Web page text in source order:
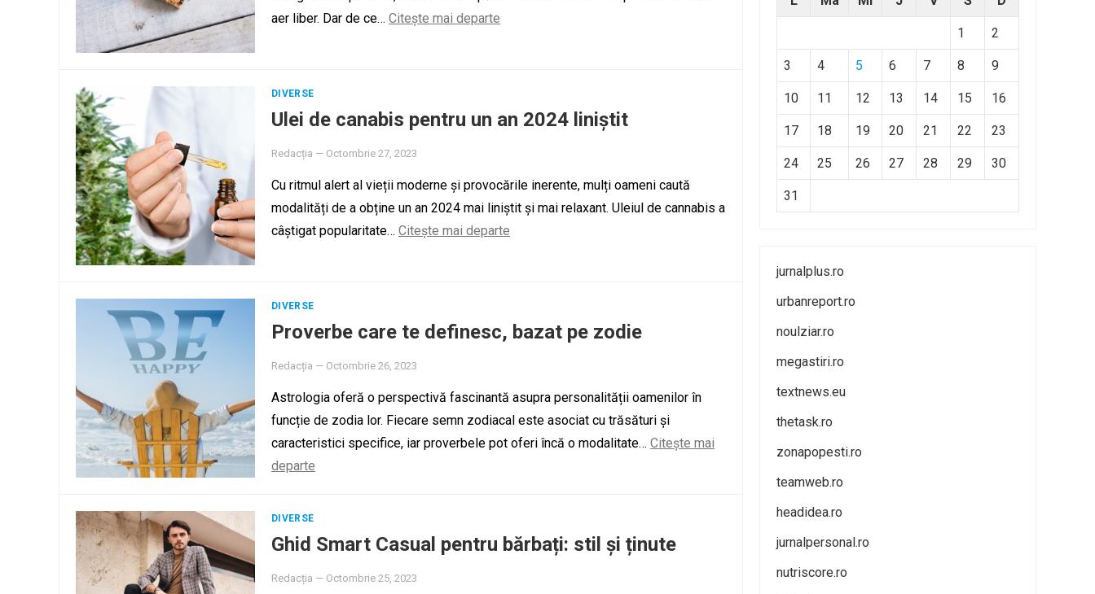
aer liber. Dar de ce… Citește mai departe
DIVERSE
Ulei de canabis pentru un an 2024 liniștit
Redacția — Octombrie 27, 2023
Cu ritmul alert al vieții moderne și provocările inerente, mulți oameni caută
modalități de a obține un an 2024 mai liniștit și mai relaxant. Uleiul de cannabis a
câștigat popularitate… Citește mai departe
DIVERSE
Proverbe care te definesc, bazat pe zodie
Redacția — Octombrie 26, 2023
Astrologia oferă o perspectivă fascinantă asupra personalității oamenilor în
funcție de zodia lor. Fiecare semn zodiacal este asociat cu trăsături și
caracteristici specifice, iar proverbele pot oferi încă o modalitate… Citește mai
departe
DIVERSE
Ghid Smart Casual pentru bărbați: stil și ținute
Redacția — Octombrie 25, 2023
1 2
3 4 5 6 7 8 9
10 11 12 13 14 15 16
17 18 19 20 21 22 23
24 25 26 27 28 29 30
31
jurnalplus.ro
urbanreport.ro
noulziar.ro
megastiri.ro
textnews.eu
thetask.ro
zonapopesti.ro
teamweb.ro
headidea.ro
jurnalpersonal.ro
nutriscore.ro